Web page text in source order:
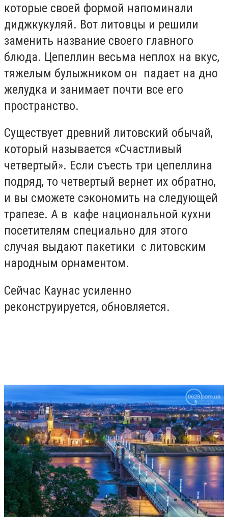
которые своей формой напоминали
диджкукуляй. Вот литовцы и решили
заменить название своего главного
блюда. Цепеллин весьма неплох на вкус,
тяжелым булыжником он падает на дно
желудка и занимает почти все его
пространство.
Существует древний литовский обычай,
который называется «Счастливый
четвертый». Если съесть три цепеллина
подряд, то четвертый вернет их обратно,
и вы сможете сэкономить на следующей
трапезе. А в кафе национальной кухни
посетителям специально для этого
случая выдают пакетики с литовским
народным орнаментом.
Сейчас Каунас усиленно
реконструируется, обновляется.